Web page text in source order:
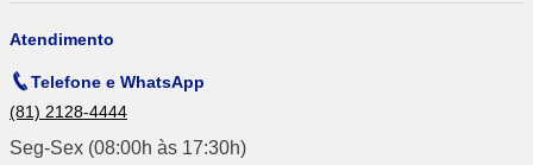
Atendimento
Telefone e WhatsApp
(81) 2128-4444
Seg-Sex (08:00h às 17:30h)